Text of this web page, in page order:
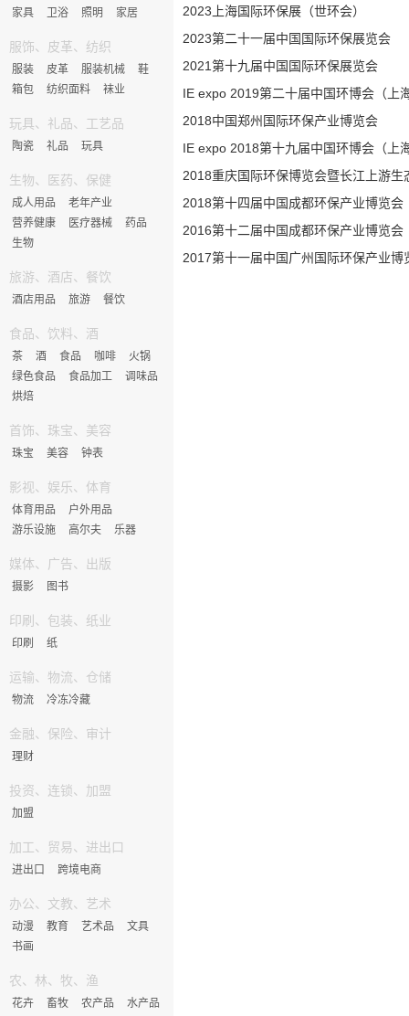
家具 卫浴 照明 家居
服饰、皮革、纺织
服装 皮革 服装机械
鞋
箱包
纺织面料 袜业
玩具、礼品、工艺品
陶瓷 礼品 玩具
生物、医药、保健
成人用品
老年产业
营养健康
医疗器械
药品
生物
旅游、酒店、餐饮
酒店用品 旅游 餐饮
食品、饮料、酒
茶 酒 食品 咖啡
火锅
绿色食品
食品加工
调味品
烘焙
首饰、珠宝、美容
珠宝 美容 钟表
影视、娱乐、体育
体育用品
户外用品
游乐设施
高尔夫 乐器
媒体、广告、出版
摄影 图书
印刷、包装、纸业
印刷 纸
运输、物流、仓储
物流 冷冻冷藏
金融、保险、审计
理财
投资、连锁、加盟
加盟
加工、贸易、进出口
进出口 跨境电商
办公、文教、艺术
动漫 教育 艺术品
文具
书画
农、林、牧、渔
花卉 畜牧 农产品
水产品
2023上海国际环保展（世环会）
2023第二十一届中国国际环保展览会
2021第十九届中国国际环保展览会
IE expo 2019第二十届中国环博会（上
2018中国郑州国际环保产业博览会
IE expo 2018第十九届中国环博会（上
2018重庆国际环保博览会暨长江上游生
2018第十四届中国成都环保产业博览会
2016第十二届中国成都环保产业博览会
2017第十一届中国广州国际环保产业博